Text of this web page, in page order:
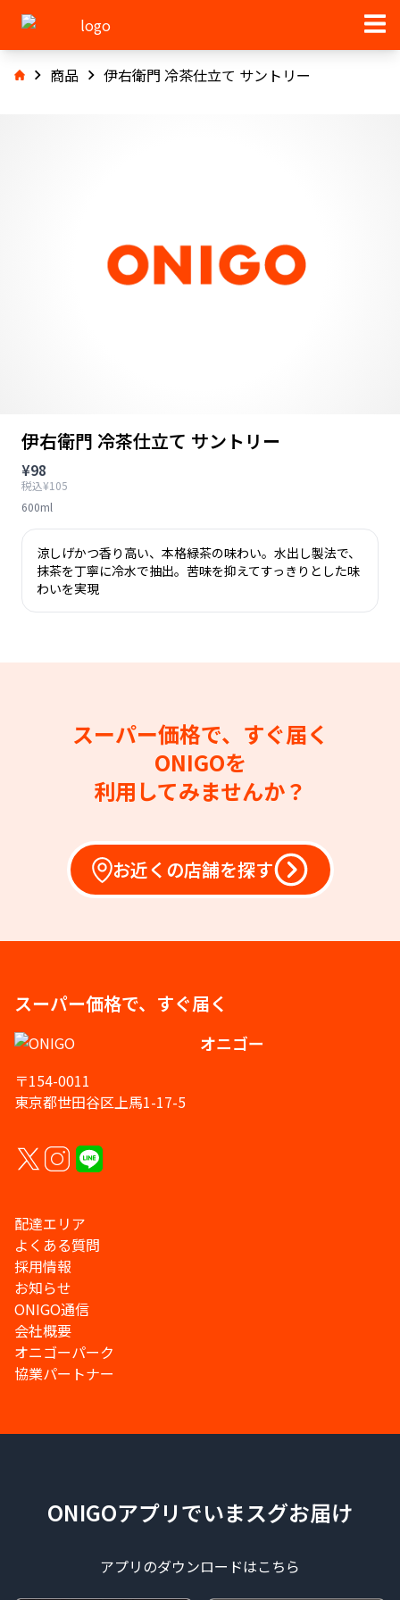
商品 伊右衛門 冷茶仕立て サントリー
伊右衛門 冷茶仕立て サントリー
¥98
税込¥105
600ml
涼しげかつ香り高い、本格緑茶の味わい。水出し製法で、
抹茶を丁寧に冷水で抽出。苦味を抑えてすっきりとした味
わいを実現
スーパー価格で、すぐ届く
ONIGOを
利用してみませんか？
お近くの店舗を探す
スーパー価格で、すぐ届く
オニゴー
〒154-0011
東京都世田谷区上馬1-17-5
配達エリア
よくある質問
採用情報
お知らせ
ONIGO通信
会社概要
オニゴーパーク
協業パートナー
ONIGOアプリでいまスグお届け
アプリのダウンロードはこちら